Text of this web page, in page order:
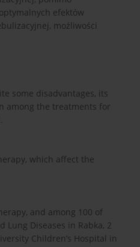
efektów
możliwości
some disadvantages, its
among the treatments for
which affect the
and among 100 of
Diseases in Rabka, 2
Children’s Hospital in